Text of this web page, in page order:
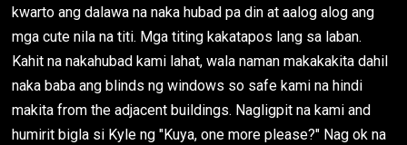
kwarto ang dalawa na naka hubad pa din at aalog alog ang
mga cute nila na titi. Mga titing kakatapos lang sa laban.
Kahit na nakahubad kami lahat, wala naman makakakita dahil
naka baba ang blinds ng windows so safe kami na hindi
makita from the adjacent buildings. Nagligpit na kami and
humirit bigla si Kyle ng "Kuya, one more please?" Nag ok na